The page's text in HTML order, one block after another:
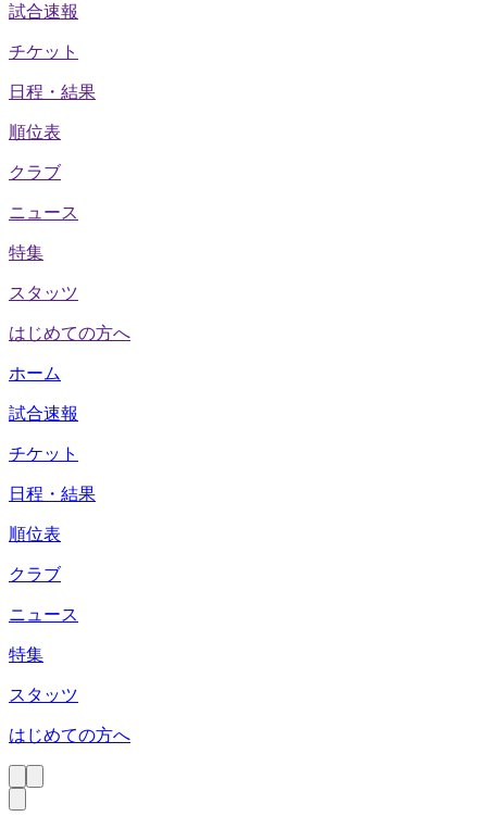
試合速報
チケット
日程・結果
順位表
クラブ
ニュース
特集
スタッツ
はじめての方へ
ホーム
試合速報
チケット
日程・結果
順位表
クラブ
ニュース
特集
スタッツ
はじめての方へ